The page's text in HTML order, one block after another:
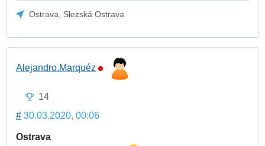
Ostrava, Slezská Ostrava
Alejandro.Marquéz
14
# 30.03.2020, 00:06
Ostrava